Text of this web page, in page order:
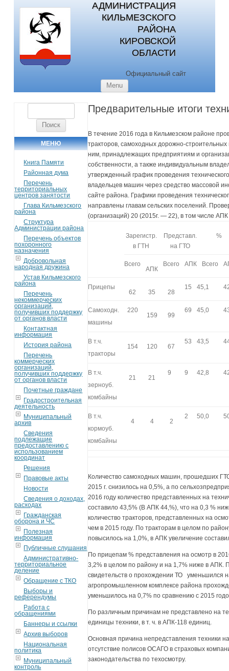
АДМИНИСТРАЦИЯ
КИЛЬМЕЗСКОГО
РАЙОНА
КИРОВСКОЙ
ОБЛАСТИ
Официальный сайт
Menu
МЕНЮ
Книга Памяти
Районная дума
Перечень
территориальных
центров занятости
Глава Кильмезского
района
Структура
Администрации района
Перечень объектов
похоронного
назначения
Добровольная
народная дружина
Устав Кильмезского
района
Перечень
некоммерческих
организаций,
получивших поддержку
от органов власти
Контактная
информация
История района
Перечень
коммерческих
организаций,
получивших поддержку
от органов власти
Почетные граждане
Градостроительная
деятельность
Муниципальный
архив
Сведения
подлежащие
предоставлению с
использованием
координат
Решения
Правовые акты
Новости
Сведения о доходах,
расходах
Гражданская
оборона и ЧС
Полезная
информация
Публичные слушания
Административно-
территориальное
деление
Обращение с ТКО
Выборы и
референдумы
Работа с
обращениями
Баннеры и ссылки
Архив выборов
Национальная
политика
Муниципальный
контроль
Предварительные итоги
В течение 2016 года в Кильмезском районе
тракторов, самоходных дорожно-
ним, принадлежащих предприятиям и
собственности, а также индивидуальным
утвержденный график проведения
владельцев машин через средство массовой
сайте района. Графики проведения
направлены главам сельских поселений.
(организаций) 20 (2015г. — 22), в том числе
Зарегистр.
в ГТН
Представл.
на ГТО
%
Всего
АПК
Всего АПК Всего
Прицепы
62 35 28
15 45,1
Самоходн.
машины
220
159 99
69 45,0
В т.ч.
тракторы
154 120 67
53 43,5
В т.ч.
зерноуб.
комбайны
21 21
9 9 42,8
В т.ч.
кормоуб.
комбайны
4 4 2
2 50,0
Количество самоходных машин, прошедших
2015 г. снизилось на 0,5%, а по
2016 году количество представленных на
составило 43,5% (В АПК 44,%), что на 0,3 %
количество тракторов, представленных на
чем в 2015 году. По тракторам в целом по
повысилось на 1,0%, в АПК увеличение
По прицепам % представления на осмотр в
3,2% в целом по району и на 1,7% ниже в
свидетельств о прохождении ТО уменьшился
агропромышленном комплексе района
уменьшилось на 0,7% по сравнению с 2015
По различным причинам не представлено на
единицы техники, в т. ч. в АПК-118 единиц.
Основная причина непредставления техники
отсутствие полисов ОСАГО в страховых
законодательства по техосмотру.